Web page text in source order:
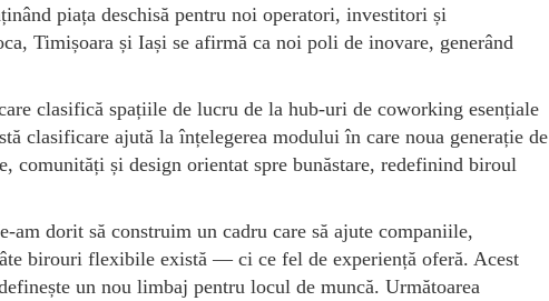
piața deschisă pentru noi operatori, investitori și
Timișoara și Iași se afirmă ca noi poli de inovare, generând
clasifică spațiile de lucru de la hub-uri de coworking esențiale
clasificare ajută la înțelegerea modului în care noua generație de
comunități și design orientat spre bunăstare, redefinind biroul
am dorit să construim un cadru care să ajute companiile,
birouri flexibile există — ci ce fel de experiență oferă. Acest
un nou limbaj pentru locul de muncă. Următoarea